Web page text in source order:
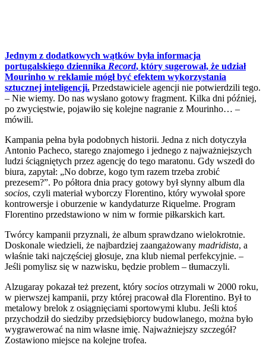
Jednym z dodatkowych wątków była informacja
portugalskiego dziennika Record, który sugerował, że udział
Mourinho w reklamie mógł być efektem wykorzystania
sztucznej inteligencji. Przedstawiciele agencji nie potwierdzili tego.
– Nie wiemy. Do nas wysłano gotowy fragment. Kilka dni później,
po zwycięstwie, pojawiło się kolejne nagranie z Mourinho… –
mówili.
Kampania pełna była podobnych historii. Jedna z nich dotyczyła
Antonio Pacheco, starego znajomego i jednego z najważniejszych
ludzi ściągniętych przez agencję do tego maratonu. Gdy wszedł do
biura, zapytał: „No dobrze, kogo tym razem trzeba zrobić
prezesem?”. Po półtora dnia pracy gotowy był słynny album dla
socios, czyli materiał wyborczy Florentino, który wywołał spore
kontrowersje i oburzenie w kandydaturze Riquelme. Program
Florentino przedstawiono w nim w formie piłkarskich kart.
Twórcy kampanii przyznali, że album sprawdzano wielokrotnie.
Doskonale wiedzieli, że najbardziej zaangażowany madridista, a
właśnie taki najczęściej głosuje, zna klub niemal perfekcyjnie. –
Jeśli pomylisz się w nazwisku, będzie problem – tłumaczyli.
Alzugaray pokazał też prezent, który socios otrzymali w 2000 roku,
w pierwszej kampanii, przy której pracował dla Florentino. Był to
metalowy brelok z osiągnięciami sportowymi klubu. Jeśli ktoś
przychodził do siedziby przedsiębiorcy budowlanego, można było
wygrawerować na nim własne imię. Najważniejszy szczegół?
Zostawiono miejsce na kolejne trofea.